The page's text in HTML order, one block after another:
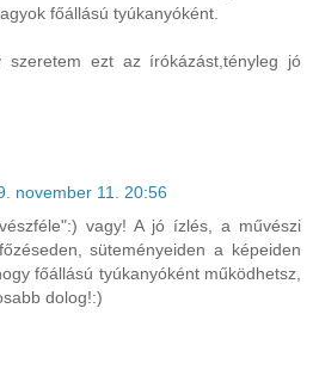
főállású tyúkanyóként.
szeretem ezt az írókázást,tényleg jó
november 11. 20:56
vagy! A jó ízlés, a művészi
süteményeiden a képeiden
főállású tyúkanyóként működhetsz,
dolog!:)